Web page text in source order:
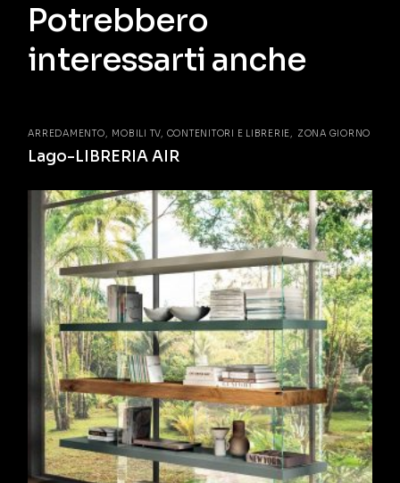
Potrebbero
interessarti anche
ARREDAMENTO MOBILI TV, CONTENITORI E LIBRERIE ZONA GIORNO
Lago-LIBRERIA AIR